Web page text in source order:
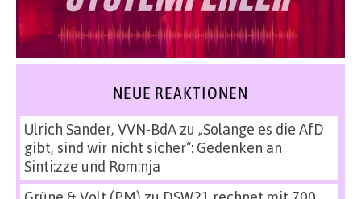
NEUE REAKTIONEN
Ulrich Sander, VVN-BdAzu „Solange es die AfD
gibt, sind wir nicht sicher“: Gedenken an
Sinti:zze und Rom:nja